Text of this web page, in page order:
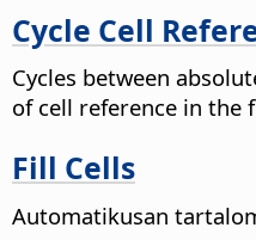
Cycle Cell
Cycles between
of cell reference in the
Fill Cells
Automatikusan